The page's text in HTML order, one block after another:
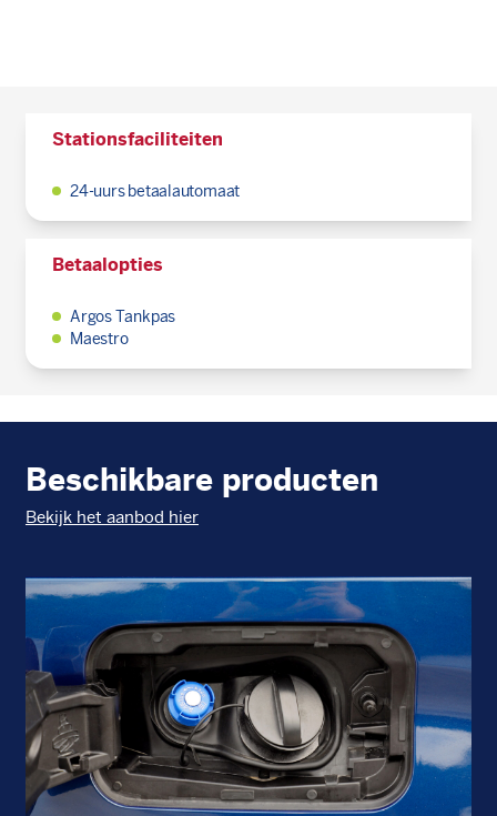
Stationsfaciliteiten
24-uurs betaalautomaat
Betaalopties
Argos Tankpas
Maestro
Beschikbare producten
Bekijk het aanbod hier